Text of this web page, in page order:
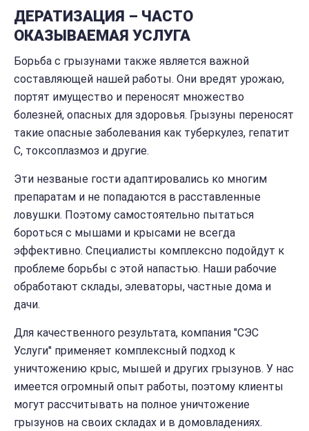
ДЕРАТИЗАЦИЯ – ЧАСТО
ОКАЗЫВАЕМАЯ УСЛУГА
Борьба с грызунами также является важной
составляющей нашей работы. Они вредят урожаю,
портят имущество и переносят множество
болезней, опасных для здоровья. Грызуны переносят
такие опасные заболевания как туберкулез, гепатит
С, токсоплазмоз и другие.
Эти незваные гости адаптировались ко многим
препаратам и не попадаются в расставленные
ловушки. Поэтому самостоятельно пытаться
бороться с мышами и крысами не всегда
эффективно. Специалисты комплексно подойдут к
проблеме борьбы с этой напастью. Наши рабочие
обработают склады, элеваторы, частные дома и
дачи.
Для качественного результата, компания "СЭС
Услуги" применяет комплексный подход к
уничтожению крыс, мышей и других грызунов. У нас
имеется огромный опыт работы, поэтому клиенты
могут рассчитывать на полное уничтожение
грызунов на своих складах и в домовладениях.